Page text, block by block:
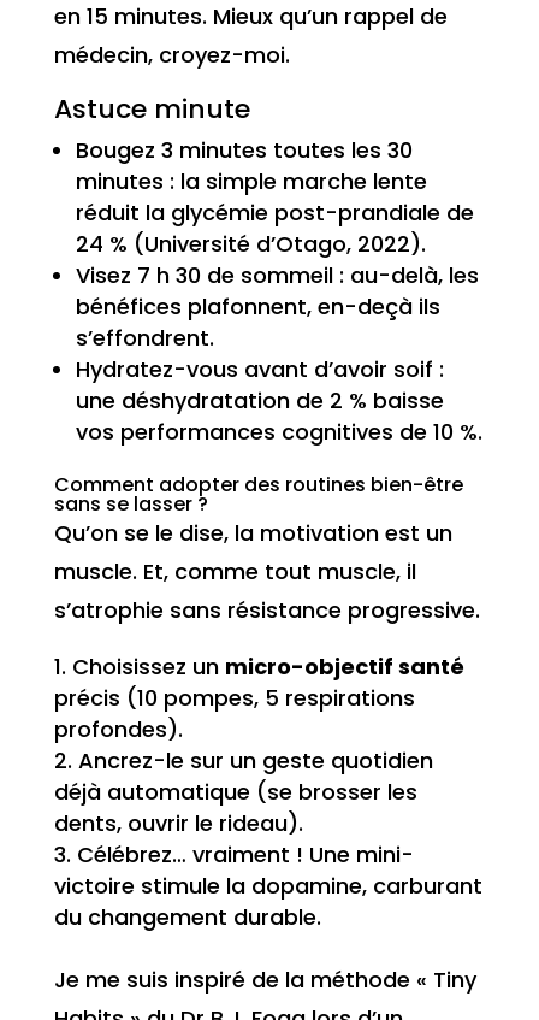
en 15 minutes. Mieux qu’un rappel de
médecin, croyez-moi.
Astuce minute
Bougez 3 minutes toutes les 30
minutes : la simple marche lente
réduit la glycémie post-prandiale de
24 % (Université d’Otago, 2022).
Visez 7 h 30 de sommeil : au-delà, les
bénéfices plafonnent, en-deçà ils
s’effondrent.
Hydratez-vous avant d’avoir soif :
une déshydratation de 2 % baisse
vos performances cognitives de 10 %.
Comment adopter des routines bien-être
sans se lasser ?
Qu’on se le dise, la motivation est un
muscle. Et, comme tout muscle, il
s’atrophie sans résistance progressive.
Choisissez un micro-objectif santé
précis (10 pompes, 5 respirations
profondes).
Ancrez-le sur un geste quotidien
déjà automatique (se brosser les
dents, ouvrir le rideau).
Célébrez… vraiment ! Une mini-
victoire stimule la dopamine, carburant
du changement durable.
Je me suis inspiré de la méthode « Tiny